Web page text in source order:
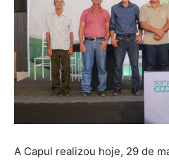
A Capul realizou hoje, 29 de